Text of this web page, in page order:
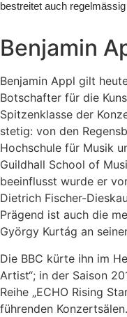
bestreitet auch
Benjamin
Benjamin Appl gilt
Botschafter für die
Spitzenklasse der
stetig: von den
Hochschule für Musik
Guildhall School of
beeinflusst wurde er
Dietrich Fischer-
Prägend ist auch die
György Kurtág an
Die BBC kürte ihn im
Artist“; in der Saison
Reihe „ECHO Rising
führenden